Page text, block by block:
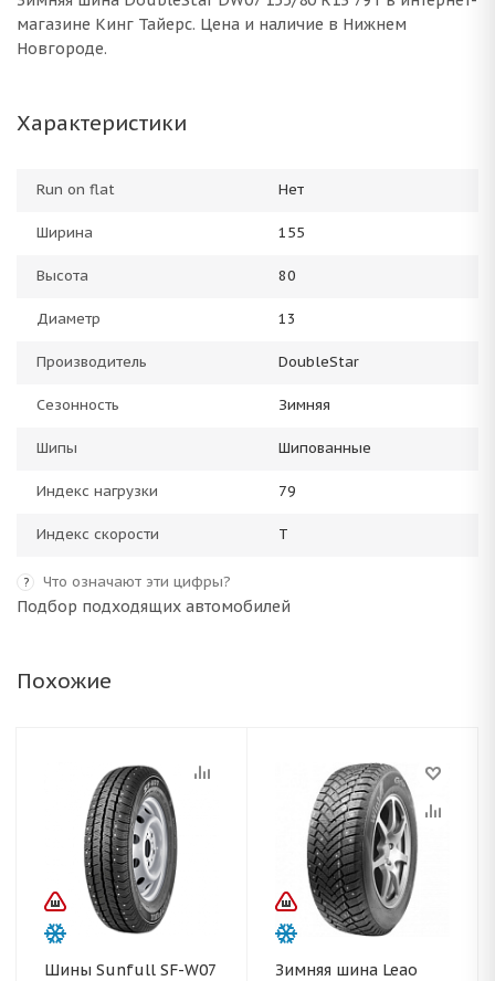
магазине Кинг Тайерс. Цена и наличие в Нижнем
Новгороде.
Характеристики
Run on flat Нет
Ширина 155
Высота 80
Диаметр 13
Производитель DoubleStar
Сезонность Зимняя
Шипы Шипованные
Индекс нагрузки 79
Индекс скорости T
? Что означают эти цифры?
Подбор подходящих автомобилей
Похожие
Шины Sunfull SF-W07
Зимняя шина Leao